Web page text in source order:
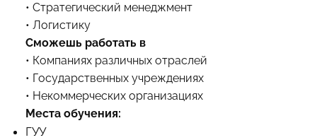
• Стратегический менеджмент
• Логистику
Сможешь работать в
• Компаниях различных отраслей
• Государственных учреждениях
• Некоммерческих организациях
Места обучения:
ГУУ